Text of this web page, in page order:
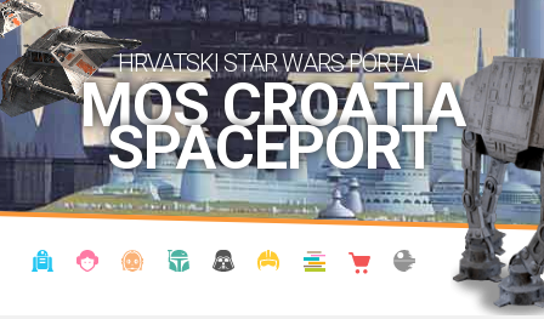
HRVATSKI STAR WARS PORTAL
MOS CROATIA
SPACEPORT